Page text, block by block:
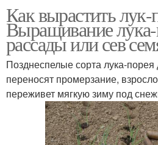
Как вырастить лук-
Выращивание лука-
рассады или сев
Позднеспелые сорта лука-порея
переносят промерзание,
переживет мягкую зиму под